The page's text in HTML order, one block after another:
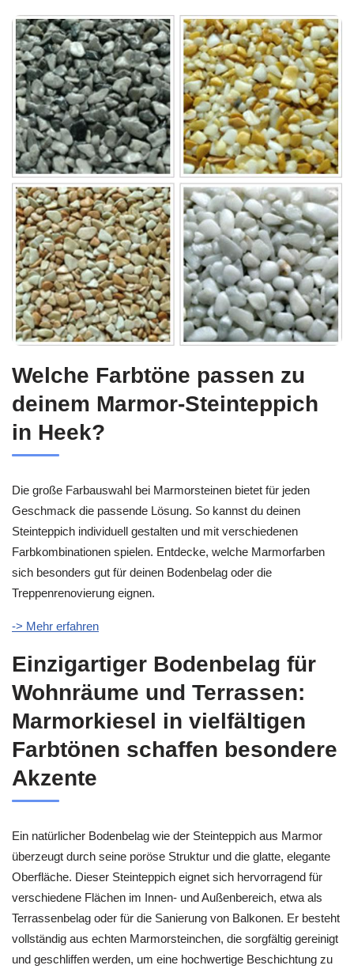
Welche Farbtöne passen zu
deinem Marmor-Steinteppich
in Heek?
Die große Farbauswahl bei Marmorsteinen bietet für jeden
Geschmack die passende Lösung. So kannst du deinen
Steinteppich individuell gestalten und mit verschiedenen
Farbkombinationen spielen. Entdecke, welche Marmorfarben
sich besonders gut für deinen Bodenbelag oder die
Treppenrenovierung eignen.
-> Mehr erfahren
Einzigartiger Bodenbelag für
Wohnräume und Terrassen:
Marmorkiesel in vielfältigen
Farbtönen schaffen besondere
Akzente
Ein natürlicher Bodenbelag wie der Steinteppich aus Marmor
überzeugt durch seine poröse Struktur und die glatte, elegante
Oberfläche. Dieser Steinteppich eignet sich hervorragend für
verschiedene Flächen im Innen- und Außenbereich, etwa als
Terrassenbelag oder für die Sanierung von Balkonen. Er besteht
vollständig aus echten Marmorsteinchen, die sorgfältig gereinigt
und geschliffen werden, um eine hochwertige Beschichtung zu